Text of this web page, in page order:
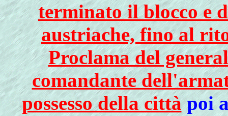
terminato il blocco e
austriache, fino al
Proclama del
comandante
possesso della città poi